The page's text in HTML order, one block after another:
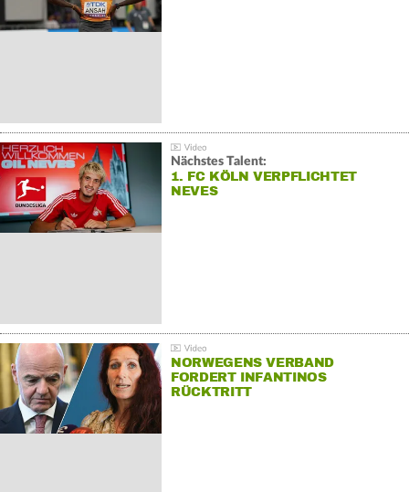
Nächstes Talent:
1. FC KÖLN VERPFLICHTET
NEVES
NORWEGENS VERBAND
FORDERT INFANTINOS
RÜCKTRITT